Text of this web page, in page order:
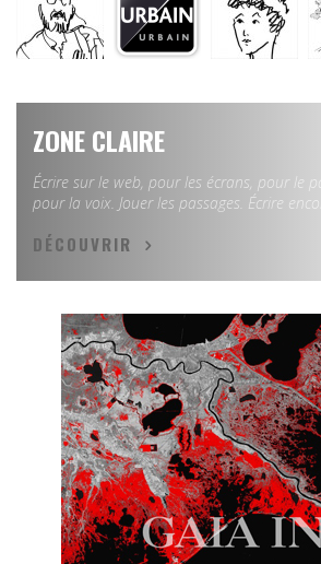
ZONE CLAIRE
Écrire sur le web, pour les écrans, pour le
pour la voix. Jouer les passages. Écrire
DÉCOUVRIR